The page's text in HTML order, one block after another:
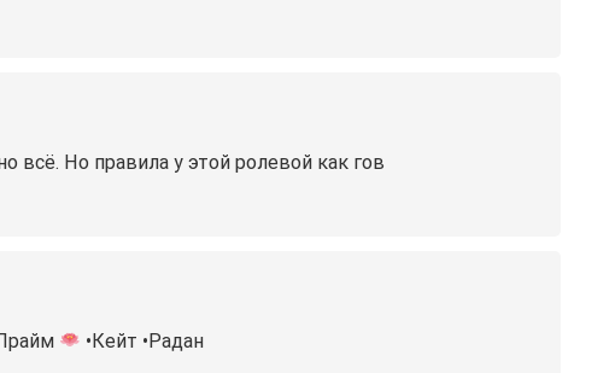
Но правила у этой ролевой как гов
•Кейт •Радан